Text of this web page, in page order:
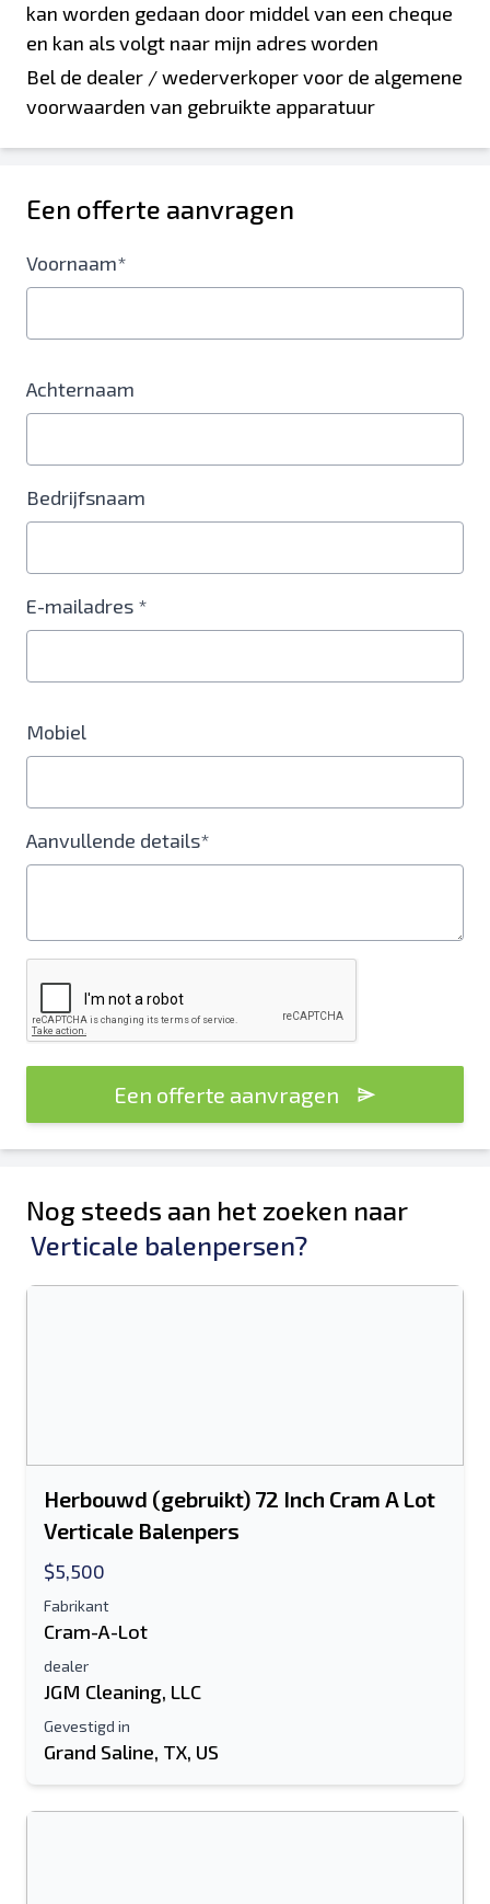
kan worden gedaan door middel van een cheque
en kan als volgt naar mijn adres worden
verzonden: Joseph Nahas 6866 South Well Spring
Road Apt 17 - I Midvale, UT 84047
Bel de dealer / wederverkoper voor de algemene
voorwaarden van gebruikte apparatuur
Een offerte aanvragen
Voornaam*
Achternaam
Bedrijfsnaam
E-mailadres *
Mobiel
Aanvullende details*
Een offerte aanvragen
Nog steeds aan het zoeken naar
Verticale balenpersen?
Herbouwd (gebruikt) 72 Inch Cram A Lot
Verticale Balenpers
$5,500
Fabrikant
Cram-A-Lot
dealer
JGM Cleaning, LLC
Gevestigd in
Grand Saline, TX, US